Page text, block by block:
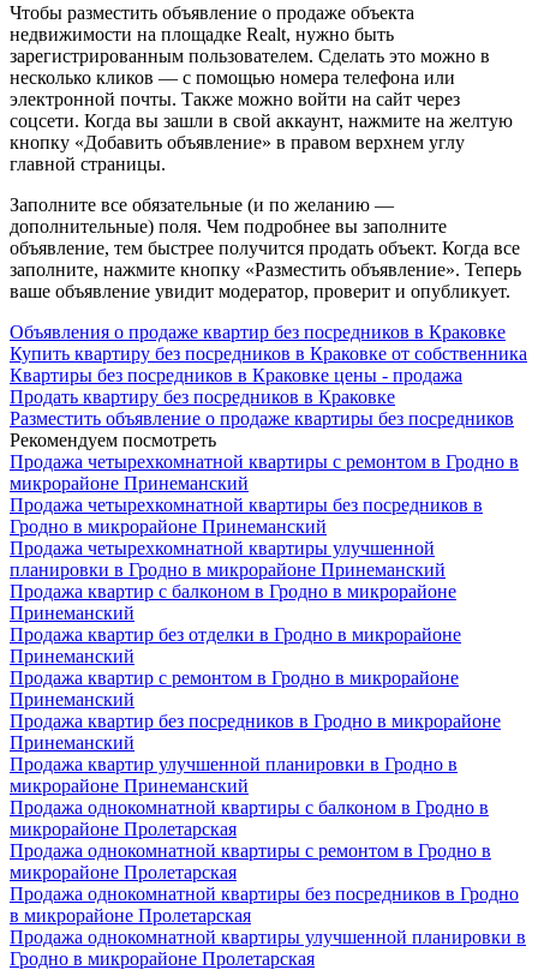
Чтобы разместить объявление о продаже объекта
недвижимости на площадке Realt, нужно быть
зарегистрированным пользователем. Сделать это можно в
несколько кликов — с помощью номера телефона или
электронной почты. Также можно войти на сайт через
соцсети. Когда вы зашли в свой аккаунт, нажмите на желтую
кнопку «Добавить объявление» в правом верхнем углу
главной страницы.
Заполните все обязательные (и по желанию —
дополнительные) поля. Чем подробнее вы заполните
объявление, тем быстрее получится продать объект. Когда все
заполните, нажмите кнопку «Разместить объявление». Теперь
ваше объявление увидит модератор, проверит и опубликует.
Объявления о продаже квартир без посредников в Краковке
Купить квартиру без посредников в Краковке от собственника
Квартиры без посредников в Краковке цены - продажа
Продать квартиру без посредников в Краковке
Разместить объявление о продаже квартиры без посредников
Рекомендуем посмотреть
Продажа четырехкомнатной квартиры с ремонтом в Гродно в
микрорайоне Принеманский
Продажа четырехкомнатной квартиры без посредников в
Гродно в микрорайоне Принеманский
Продажа четырехкомнатной квартиры улучшенной
планировки в Гродно в микрорайоне Принеманский
Продажа квартир с балконом в Гродно в микрорайоне
Принеманский
Продажа квартир без отделки в Гродно в микрорайоне
Принеманский
Продажа квартир с ремонтом в Гродно в микрорайоне
Принеманский
Продажа квартир без посредников в Гродно в микрорайоне
Принеманский
Продажа квартир улучшенной планировки в Гродно в
микрорайоне Принеманский
Продажа однокомнатной квартиры с балконом в Гродно в
микрорайоне Пролетарская
Продажа однокомнатной квартиры с ремонтом в Гродно в
микрорайоне Пролетарская
Продажа однокомнатной квартиры без посредников в Гродно
в микрорайоне Пролетарская
Продажа однокомнатной квартиры улучшенной планировки в
Гродно в микрорайоне Пролетарская